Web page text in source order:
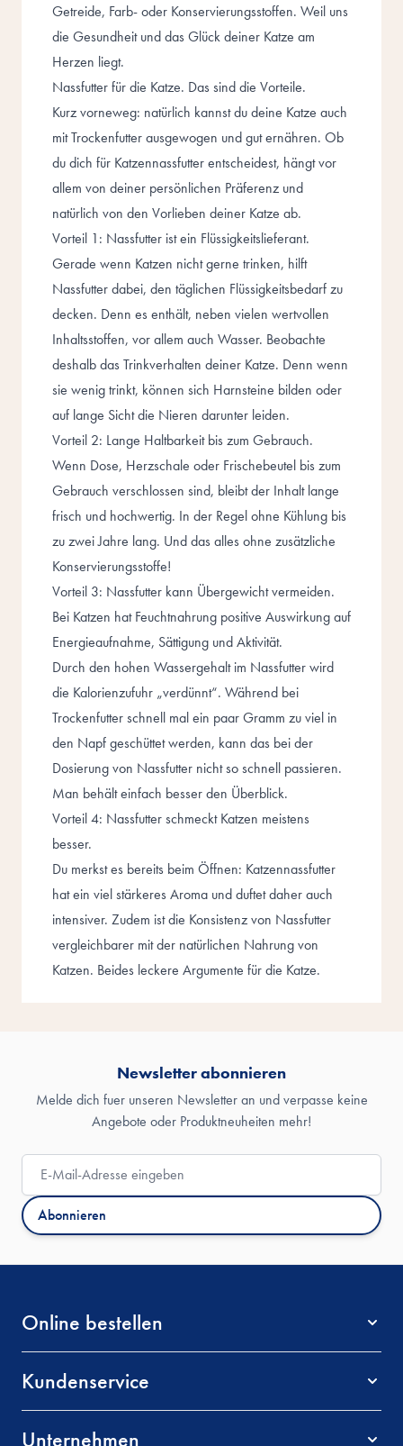
Getreide, Farb- oder Konservierungsstoffen. Weil uns
die Gesundheit und das Glück deiner Katze am
Herzen liegt.
Nassfutter für die Katze. Das sind die Vorteile.
Kurz vorneweg: natürlich kannst du deine Katze auch
mit Trockenfutter ausgewogen und gut ernähren. Ob
du dich für Katzennassfutter entscheidest, hängt vor
allem von deiner persönlichen Präferenz und
natürlich von den Vorlieben deiner Katze ab.
Vorteil 1: Nassfutter ist ein Flüssigkeitslieferant.
Gerade wenn Katzen nicht gerne trinken, hilft
Nassfutter dabei, den täglichen Flüssigkeitsbedarf zu
decken. Denn es enthält, neben vielen wertvollen
Inhaltsstoffen, vor allem auch Wasser. Beobachte
deshalb das Trinkverhalten deiner Katze. Denn wenn
sie wenig trinkt, können sich Harnsteine bilden oder
auf lange Sicht die Nieren darunter leiden.
Vorteil 2: Lange Haltbarkeit bis zum Gebrauch.
Wenn Dose, Herzschale oder Frischebeutel bis zum
Gebrauch verschlossen sind, bleibt der Inhalt lange
frisch und hochwertig. In der Regel ohne Kühlung bis
zu zwei Jahre lang. Und das alles ohne zusätzliche
Konservierungsstoffe!
Vorteil 3: Nassfutter kann Übergewicht vermeiden.
Bei Katzen hat Feuchtnahrung positive Auswirkung auf
Energieaufnahme, Sättigung und Aktivität.
Durch den hohen Wassergehalt im Nassfutter wird
die Kalorienzufuhr „verdünnt“. Während bei
Trockenfutter schnell mal ein paar Gramm zu viel in
den Napf geschüttet werden, kann das bei der
Dosierung von Nassfutter nicht so schnell passieren.
Man behält einfach besser den Überblick.
Vorteil 4: Nassfutter schmeckt Katzen meistens
besser.
Du merkst es bereits beim Öffnen: Katzennassfutter
hat ein viel stärkeres Aroma und duftet daher auch
intensiver. Zudem ist die Konsistenz von Nassfutter
vergleichbarer mit der natürlichen Nahrung von
Katzen. Beides leckere Argumente für die Katze.
Newsletter abonnieren
Melde dich fuer unseren Newsletter an und verpasse keine
Angebote oder Produktneuheiten mehr!
E-Mail-Adresse
Abonnieren
Online bestellen
Kundenservice
Unternehmen